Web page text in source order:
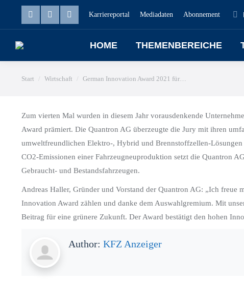
Karriereportal Mediadaten Abonnement
HOME THEMENBEREICHE
Sie befinden sich hier:
Start Wirtschaft German Innovation Award 2021 für…
Zum vierten Mal wurden in diesem Jahr vorausdenkende
Award prämiert. Die Quantron AG überzeugte die Jury mit ihren
umweltfreundlichen Elektro-, Hybrid und Brennstoffzellen-
CO2-Emissionen einer Fahrzeugneuproduktion setzt die Quantron
Gebraucht- und Bestandsfahrzeugen.
Andreas Haller, Gründer und Vorstand der Quantron AG: „Ich freue
Innovation Award zählen und danke dem Auswahlgremium. Mit
Beitrag für eine grünere Zukunft. Der Award bestätigt den hohen
Author: KFZ Anzeiger